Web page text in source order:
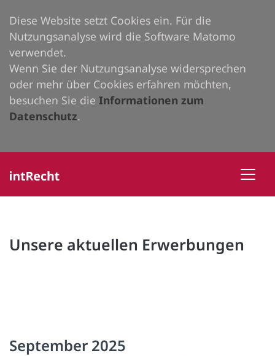
Diese Website setzt Cookies ein. Für die
Nutzungsanalyse wird die Software Matomo
verwendet.
Wenn Sie der Nutzungsanalyse widersprechen
oder mehr über Cookies erfahren möchten,
besuchen Sie die Informationen zum
Datenschutz.
Unsere aktuellen Erwerbungen
September 2025